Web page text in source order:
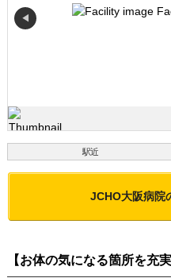
◀
駅近
JCHO大阪病院
【お体の気になる箇所を充